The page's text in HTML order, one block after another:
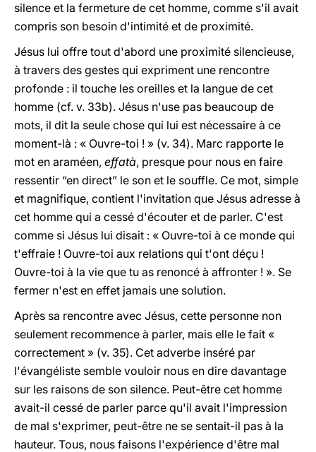
silence et la fermeture de cet homme, comme s'il avait
compris son besoin d'intimité et de proximité.
Jésus lui offre tout d'abord une proximité silencieuse,
à travers des gestes qui expriment une rencontre
profonde : il touche les oreilles et la langue de cet
homme (cf. v. 33b). Jésus n'use pas beaucoup de
mots, il dit la seule chose qui lui est nécessaire à ce
moment-là : « Ouvre-toi ! » (v. 34). Marc rapporte le
mot en araméen, effatà, presque pour nous en faire
ressentir “en direct” le son et le souffle. Ce mot, simple
et magnifique, contient l'invitation que Jésus adresse à
cet homme qui a cessé d'écouter et de parler. C'est
comme si Jésus lui disait : « Ouvre-toi à ce monde qui
t'effraie ! Ouvre-toi aux relations qui t'ont déçu !
Ouvre-toi à la vie que tu as renoncé à affronter ! ». Se
fermer n'est en effet jamais une solution.
Après sa rencontre avec Jésus, cette personne non
seulement recommence à parler, mais elle le fait «
correctement » (v. 35). Cet adverbe inséré par
l'évangéliste semble vouloir nous en dire davantage
sur les raisons de son silence. Peut-être cet homme
avait-il cessé de parler parce qu'il avait l'impression
de mal s'exprimer, peut-être ne se sentait-il pas à la
hauteur. Tous, nous faisons l'expérience d'être mal